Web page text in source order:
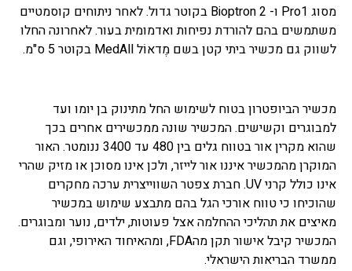
מסוג Pro1 ו- Bioptron 2 בקוטר גדול. לאחר ניתוחים קוסמטיים
משתמשים בהם להורדת נפיחות ואדמומית בעור. לאחרונה החלו
לשווק גם מכשיר ביתי קטן בשם מֶדאוֹל MedAll בקוטר 5 ס"מ.
מכשיר הביופטרון בטוח לשימוש החל מתינוק בן יומו ועד
למבוגרים וקשישים. המכשיר שונה ממכשירים אחרים בכך
שהוא מקרין אור בטווח גלים בין 480 עד 3400 ננומטר. האור
המוקרן מהמכשיר איננו אור לייזר, ולכן אינו מסוכן או מזיק שהרי
אינו כולל קרני UV. חברת צפטר השווייצרית ערכה מחקרים
שהוכיחו כי טווח אורכי הגל בהם מתבצע שימוש במכשיר
מאיצים את תהליכי ההחלמה אצל פעוטות, ילדים, נוער ומבוגרים.
המכשיר קיבל אישור תקן מהFDA, ומהאיחוד האירופי, וגם
ממשרד הבריאות הישראלי.